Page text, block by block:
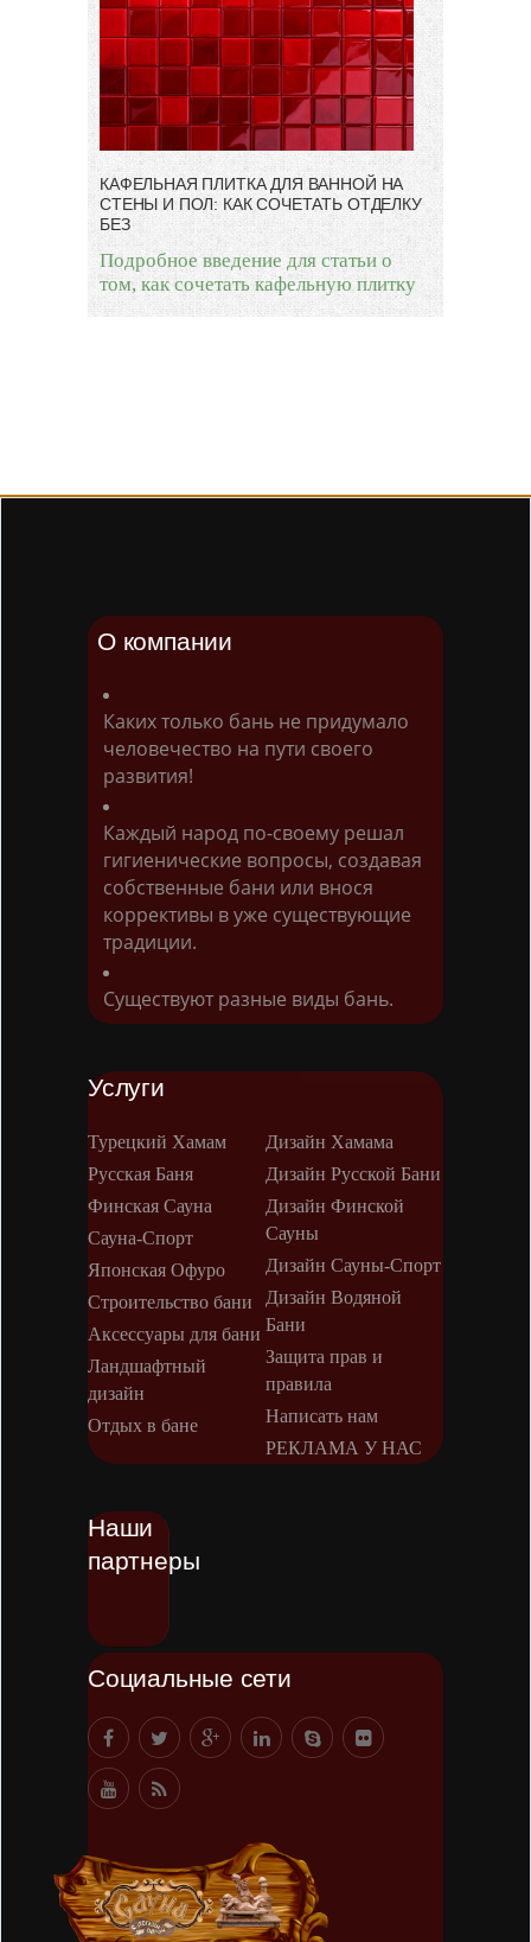
КАФЕЛЬНАЯ ПЛИТКА ДЛЯ ВАННОЙ НА
СТЕНЫ И ПОЛ: КАК СОЧЕТАТЬ ОТДЕЛКУ
БЕЗ
Подробное введение для статьи о
том, как сочетать кафельную плитку
О компании
Каких только бань не придумало
человечество на пути своего
развития!
Каждый народ по-своему решал
гигиенические вопросы, создавая
собственные бани или внося
коррективы в уже существующие
традиции.
Существуют разные виды бань.
Услуги
Турецкий Хамам
Русская Баня
Финская Сауна
Сауна-Спорт
Японская Офуро
Строительство бани
Аксессуары для бани
Ландшафтный
дизайн
Отдых в бане
Дизайн Хамама
Дизайн Русской Бани
Дизайн Финской
Сауны
Дизайн Сауны-Спорт
Дизайн Водяной
Бани
Защита прав и
правила
Написать нам
РЕКЛАМА У НАС
Наши
партнеры
Социальные сети